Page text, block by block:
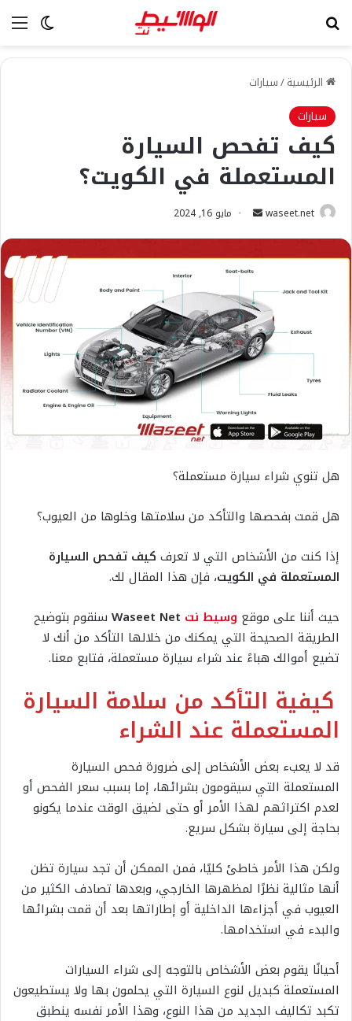
الرئيسية/سيارات
سيارات
كيف تفحص السيارة
المستعملة في الكويت؟
waseet.net
أرسل مايو 16, 2024
هل تنوي شراء سيارة مستعملة؟
هل قمت بفحصها والتأكد من سلامتها وخلوها من العيوب؟
إذا كنت من الأشخاص التي لا تعرف كيف تفحص السيارة
المستعملة في الكويت، فإن هذا المقال لك.
حيث أننا على موقع وسيط نت
سنقوم بتوضيح
الطريقة الصحيحة التي يمكنك من خلالها التأكد من أنك لا
تضيع أموالك هباءً عند شراء سيارة مستعملة، فتابع معنا.
كيفية التأكد من سلامة السيارة
المستعملة عند الشراء
قد لا يعبء بعض الأشخاص إلى ضرورة فحص السيارة
المستعملة التي سيقومون بشرائها، إما بسبب سعر الفحص أو
لعدم اكتراثهم لهذا الأمر أو حتى لضيق الوقت عندما يكونو
بحاجة إلى سيارة بشكل سريع.
ولكن هذا الأمر خاطئ كليًا، فمن الممكن أن تجد سيارة تظن
أنها مثالية نظرًا لمظهرها الخارجي، وبعدها تصادف الكثير من
العيوب في أجزاءها الداخلية أو إطاراتها بعد أن قمت بشرائها
والبدء في استخدامها.
أحيانًا يقوم بعض الأشخاص بالتوجه إلى شراء السيارات
المستعملة كبديل لنوع السيارة التي يحلمون بها ولا يستطيعون
تكبد تكاليف الجديد من هذا النوع، وهذا الأمر نفسه ينطبق